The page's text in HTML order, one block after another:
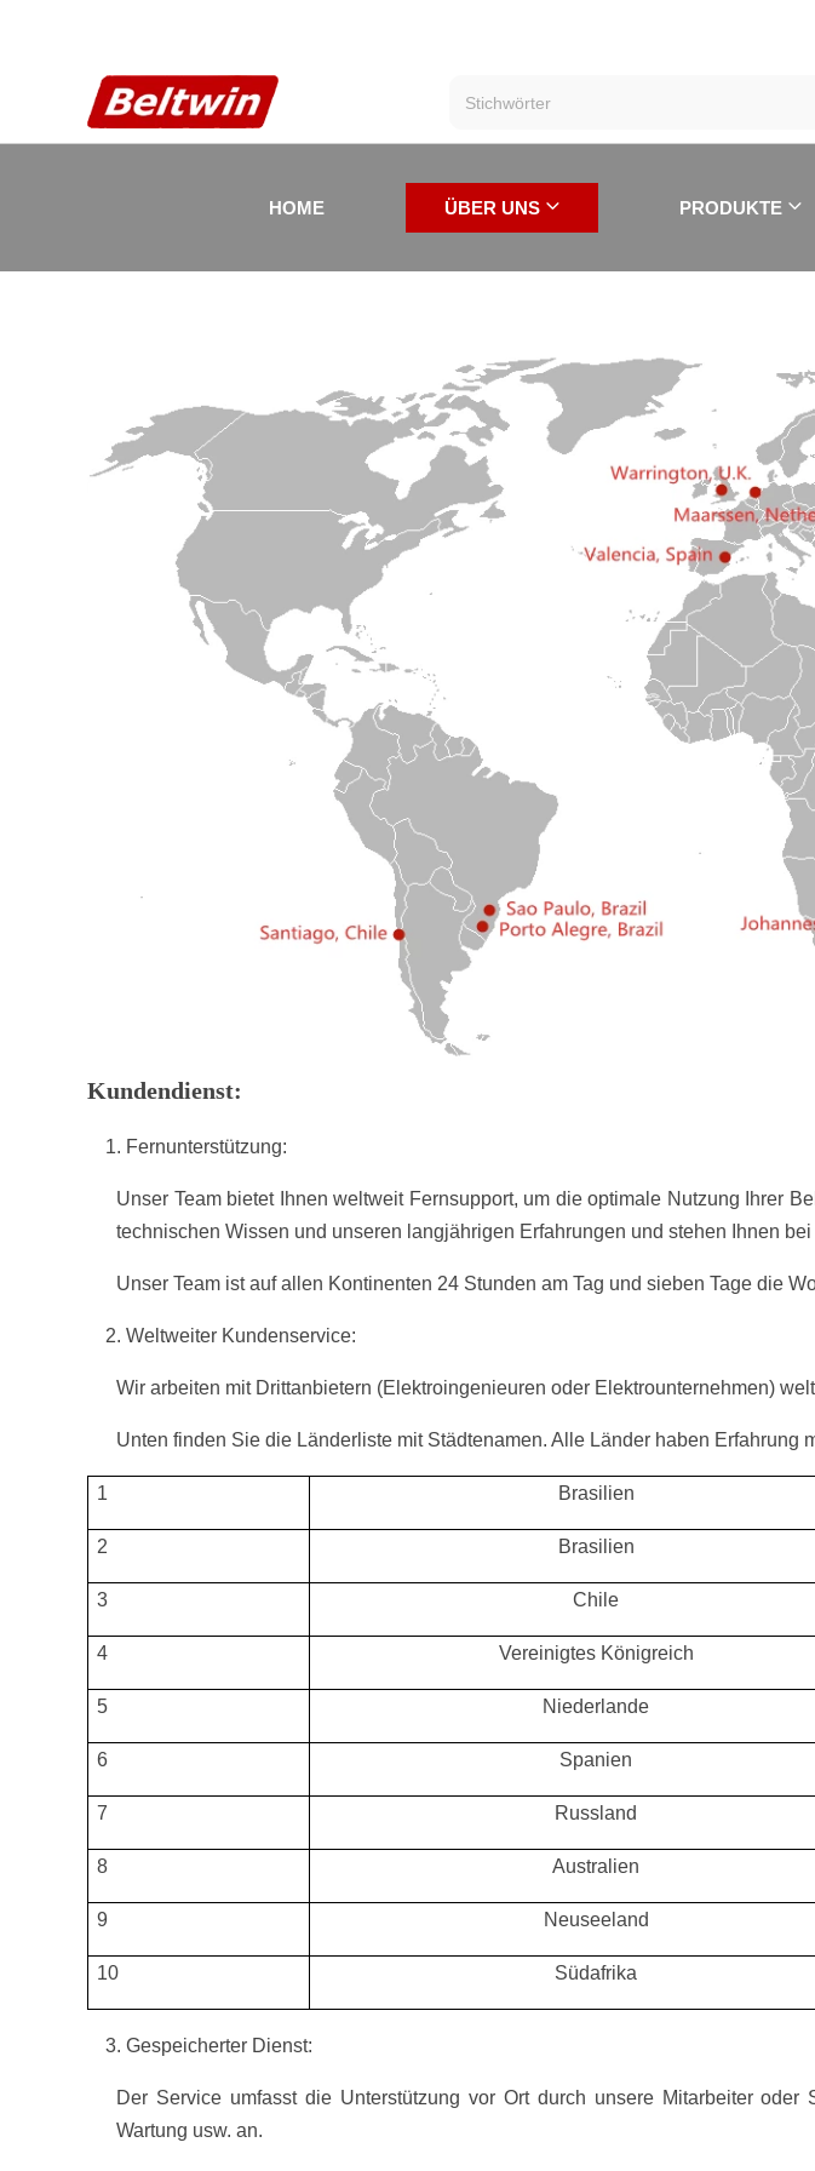
HOME ÜBER UNS PRODUKTE
Kundendienst:
Fernunterstützung:
Unser Team bietet Ihnen weltweit Fernsupport, um die optimale Nutzung Ihrer
technischen Wissen und unseren langjährigen Erfahrungen und stehen Ihnen
Unser Team ist auf allen Kontinenten 24 Stunden am Tag und sieben Tage die
Weltweiter Kundenservice:
Wir arbeiten mit Drittanbietern (Elektroingenieuren oder Elektrounternehmen)
Unten finden Sie die Länderliste mit Städtenamen. Alle Länder haben Erfahrung
1 Brasilien
2 Brasilien
3 Chile
4 Vereinigtes Königreich
5 Niederlande
6 Spanien
7 Russland
8 Australien
9 Neuseeland
10 Südafrika
Gespeicherter Dienst:
Der Service umfasst die Unterstützung vor Ort durch unsere Mitarbeiter
Wartung usw. an.